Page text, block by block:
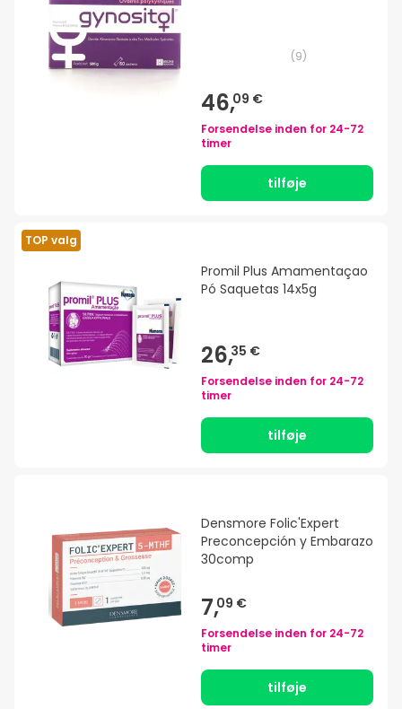
(9)
46,09 €
Forsendelse inden for 24-72
timer
tilføje
TOP valg
Promil Plus Amamentaçao
Pó Saquetas 14x5g
26,35 €
Forsendelse inden for 24-72
timer
tilføje
Densmore Folic'Expert
Preconcepción y Embarazo
30comp
7,09 €
Forsendelse inden for 24-72
timer
tilføje